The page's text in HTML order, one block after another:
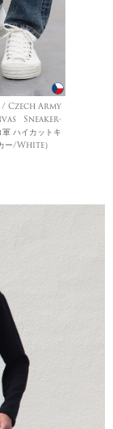
/ Czech Army
Sneaker-
ハイカットキ
ー/White）